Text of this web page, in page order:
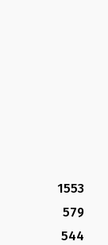
1553
579
544